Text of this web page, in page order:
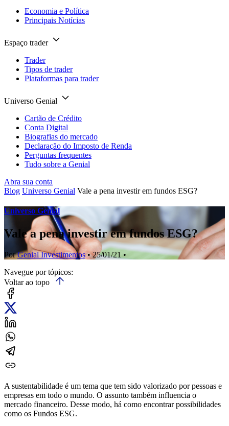
Economia e Política
Principais Notícias
Espaço trader
Trader
Tipos de trader
Plataformas para trader
Universo Genial
Cartão de Crédito
Conta Digital
Biografias do mercado
Declaração do Imposto de Renda
Perguntas frequentes
Tudo sobre a Genial
Abra sua conta
Blog Universo Genial Vale a pena investir em fundos ESG?
Universo Genial
Vale a pena investir em fundos ESG?
PorGenial Investimentos• 25/01/21 •
Navegue por tópicos:
Voltar ao topo
A sustentabilidade é um tema que tem sido valorizado por pessoas e
empresas em todo o mundo. O assunto também influencia o
mercado financeiro. Desse modo, há como encontrar possibilidades
como os Fundos ESG.